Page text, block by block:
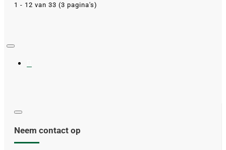
1 - 12 van 33 (3 pagina's)
Neem contact op